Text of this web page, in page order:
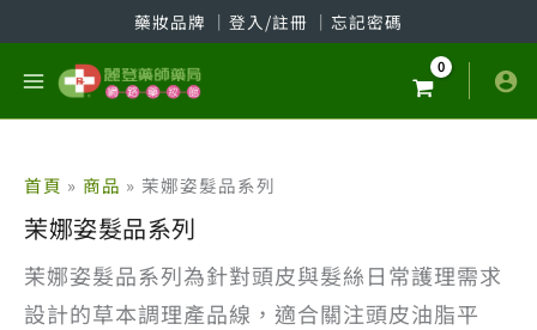
至
藥妝品牌 │ 登入/註冊 │ 忘記密碼
首頁 商品 茉娜姿髮品系列
茉娜姿髮品系列
茉娜姿髮品系列為針對頭皮與髮絲日常護理需求
設計的草本調理產品線，適合關注頭皮油脂平